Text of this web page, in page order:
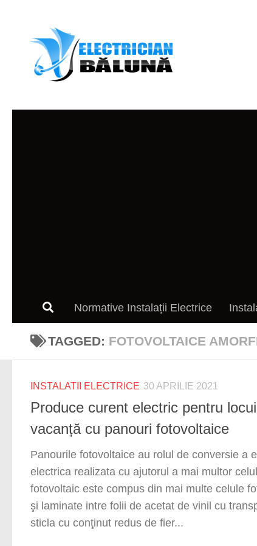
Normative Instalații Electrice
TAGGED: FOTOVOLTAICE
INSTALATII ELECTRICE 30 APRILIE 2021
Produce curent electric pentru
vacanță cu panouri fotovoltaice
Panourile fotovoltaice au rolul de conversie a
electrica realizata cu ajutorul a mai multor
fotovoltaic este compus din mai multe celule
şi laminate intre folii de acetat de vinil cu
sticla cu conţinut redus de fier...